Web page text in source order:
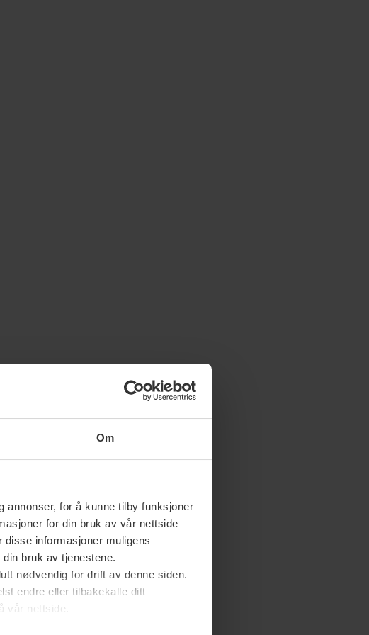
Om
annonser, for å kunne tilby funksjoner
for din bruk av vår nettside
informasjoner muligens
bruk av tjenestene.
nødvendig for drift av denne siden.
endre eller tilbakekalle ditt
vår nettside.